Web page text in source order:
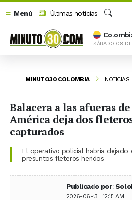
Menú
Últimas noticias
Buscar
SÁBADO 08
MINUTO30 COLOMBIA NOTICIAS
Balacera a las afueras
América deja dos
capturados
El operativo policial habría
presuntos fleteros heridos
Publicado por:
2026-06-13 | 12:15 AM